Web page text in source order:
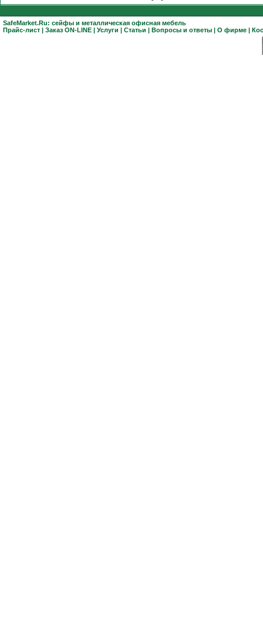
SafeMarket.Ru: сейфы и металлическая офисная мебель
Прайс-лист | Заказ ON-LINE | Услуги | Статьи | Вопросы и ответы | О фирме |